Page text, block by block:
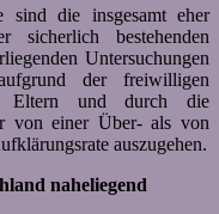
sind die insgesamt eher
sicherlich bestehenden
Untersuchungen
der freiwilligen
Eltern und durch die
von einer Über- als von
auszugehen.
naheliegend